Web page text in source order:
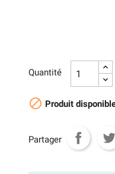
Quantité
 Produit
Partager